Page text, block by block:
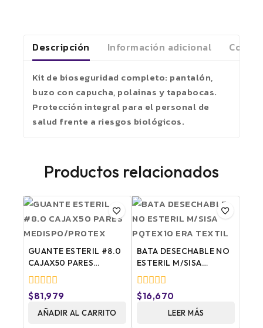
Descripción Información adicional
Kit de bioseguridad completo: pantalón,
buzo con capucha, polainas y tapabocas.
Protección integral para el personal de
salud frente a riesgos biológicos.
Productos relacionados
GUANTE ESTERIL #8.0
CAJAX50 PARES
MEDISPO/PROTEX
0
fuera
de
$81,979
AÑADIR AL CARRITO
BATA DESECHABLE NO
ESTERIL M/SISA
PQTEX10 ERA TEXTIL
0
fuera
$16,670
LEER MÁS